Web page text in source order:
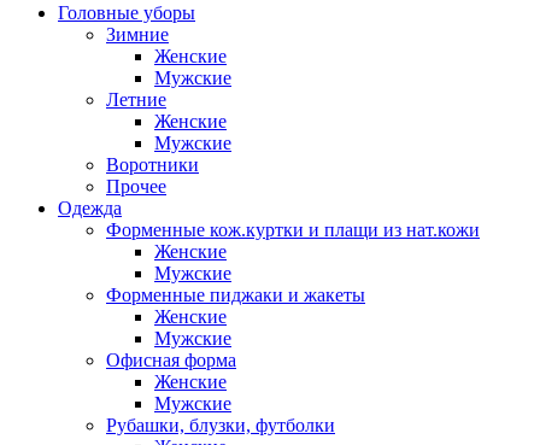
Головные уборы
Зимние
Женские
Мужские
Летние
Женские
Мужские
Воротники
Прочее
Одежда
Форменные кож.куртки и плащи из нат.кожи
Женские
Мужские
Форменные пиджаки и жакеты
Женские
Мужские
Офисная форма
Женские
Мужские
Рубашки, блузки, футболки